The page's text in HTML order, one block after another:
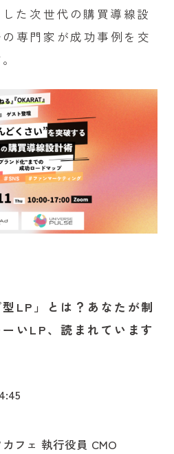
た次世代の購買導線設
専門家が成功事例を交
LP」とは？あなたが制
いLP、読まれています
フェ 執行役員 CMO